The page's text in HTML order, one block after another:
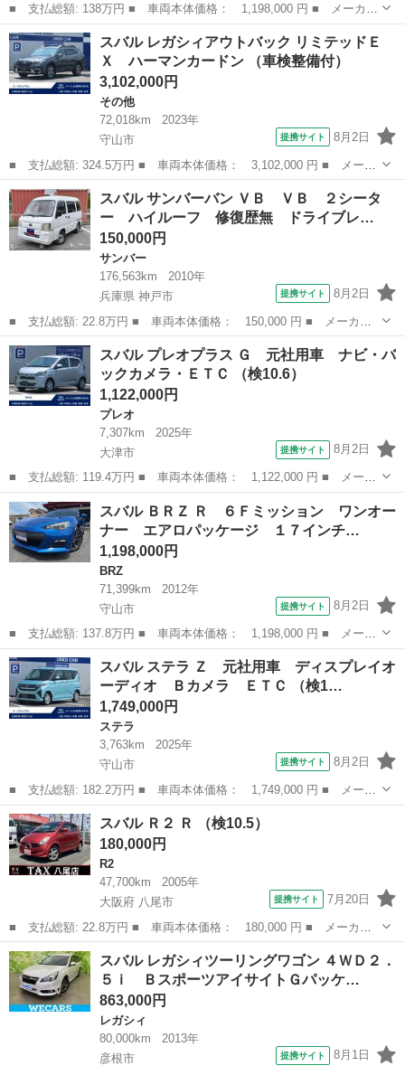
■ 支払総額: 138万円 ■ 車両本体価格： 1,198,000 円 ■ メーカー
名： スバル ■ 車種名： レガシィツーリングワゴン ■ グレード
名： ２．０ＧＴスペックＢ ＷＲ－ＬＴＤ ２００４ ５Ｆミッシ
ョン アプ...
滋賀 守山市
スバル レガシィアウトバック リミテッドＥ
Ｘ ハーマンカードン （車検整備付）
3,102,000円
その他
72,018km
2023年
守山市
提携サイト 8月2日
■ 支払総額: 324.5万円 ■ 車両本体価格： 3,102,000 円 ■ メーカ
ー名： スバル ■ 車種名： レガシィアウトバック ■ グレード
名： リミテッドＥＸ ハーマンカードン ■ 排気量： 1800cc
■ ...
滋賀 守山市 その他
スバル サンバーバン ＶＢ ＶＢ ２シータ
ー ハイルーフ 修復歴無 ドライブレ…
150,000円
サンバー
176,563km
2010年
兵庫県 神戸市
提携サイト 8月2日
■ 支払総額: 22.8万円 ■ 車両本体価格： 150,000 円 ■ メーカー
名： スバル ■ 車種名： サンバーバン ■ グレード名： ＶＢ
ＶＢ ２シーター ハイルーフ 修復歴無 ドライブレコーダー
ＥＴＣ機 Ａ...
兵庫 神戸市 サンバー
スバル プレオプラス Ｇ 元社用車 ナビ・バ
ックカメラ・ＥＴＣ （検10.6）
1,122,000円
プレオ
7,307km
2025年
大津市
提携サイト 8月2日
■ 支払総額: 119.4万円 ■ 車両本体価格： 1,122,000 円 ■ メーカ
ー名： スバル ■ 車種名： プレオプラス ■ グレード名： Ｇ
元社用車 ナビ・バックカメラ・ＥＴＣ ■ 排気量： 660cc ■ ド...
滋賀 大津市
スバル ＢＲＺ Ｒ ６Ｆミッション ワンオー
ナー エアロパッケージ １７インチ…
1,198,000円
BRZ
71,399km
2012年
守山市
提携サイト 8月2日
■ 支払総額: 137.8万円 ■ 車両本体価格： 1,198,000 円 ■ メーカ
ー名： スバル ■ 車種名： ＢＲＺ ■ グレード名： Ｒ ６Ｆミ
ッション ワンオーナー エアロパッケージ １７インチパフォーマ
ンスパッ...
滋賀 守山市
スバル ステラ Ｚ 元社用車 ディスプレイオ
ーディオ Ｂカメラ ＥＴＣ （検1…
1,749,000円
ステラ
3,763km
2025年
守山市
提携サイト 8月2日
■ 支払総額: 182.2万円 ■ 車両本体価格： 1,749,000 円 ■ メーカ
ー名： スバル ■ 車種名： ステラ ■ グレード名： Ｚ 元社用
車 ディスプレイオーディオ Ｂカメラ ＥＴＣ ■ 排気量：
660cc...
滋賀 守山市
スバル Ｒ２ Ｒ （検10.5）
180,000円
R2
47,700km
2005年
大阪府 八尾市
提携サイト 7月20日
■ 支払総額: 22.8万円 ■ 車両本体価格： 180,000 円 ■ メーカー
名： スバル ■ 車種名： Ｒ２ ■ グレード名： Ｒ ■ 排気
量： 660cc ■ ドア枚数： 5D ■ ミッション： CVT ■ 店舗P...
大阪 八尾市
スバル レガシィツーリングワゴン ４ＷＤ２．
５ｉ ＢスポーツアイサイトＧパッケ…
863,000円
レガシィ
80,000km
2013年
彦根市
提携サイト 8月1日